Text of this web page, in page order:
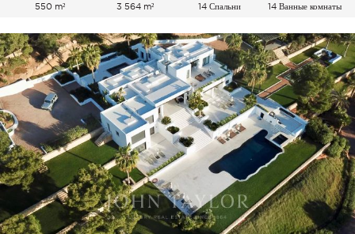
550 m² 3 564 m² 14 Спальни 14 Ванные комнаты